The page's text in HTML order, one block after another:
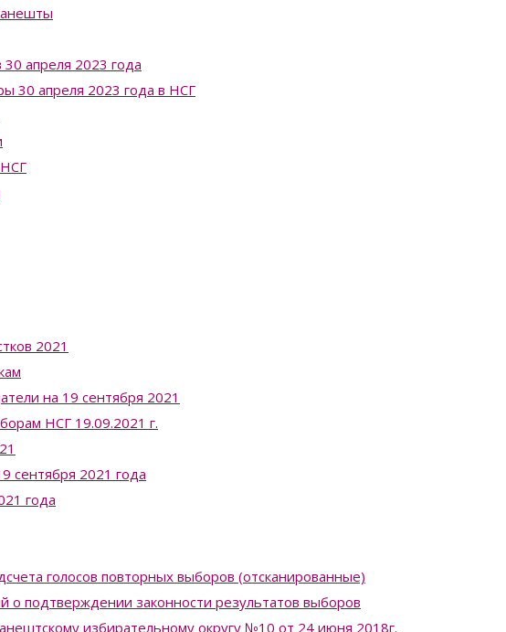
апреля 2023 года
30 апреля 2023 года в НСГ
2021
на 19 сентября 2021
НСГ 19.09.2021 г.
сентября 2021 года
года
голосов повторных выборов (отсканированные)
о подтверждении законности результатов выборов
избирательному округу №10 от 24 июня 2018г.